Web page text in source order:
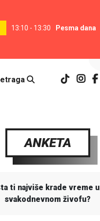
13:10 - 13:30 Pesma dana
ANKETA
ti najviše krade vreme u
svakodnevnom živofu?